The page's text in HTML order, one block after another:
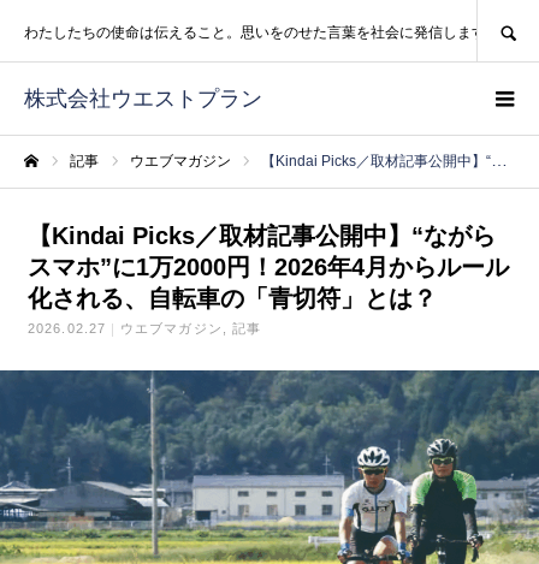
株式会社ウエストプラン
わたしたちの使命は伝えること。思いをのせた言葉を社会に発信します。
記事 ウエブマガジン 【Kindai Picks／取材記事公開中】“ながらスマホ”に1万2000円！2026年4月からルール化される、自転車の「青切符」とは？
【Kindai Picks／取材記事公開中】“ながら
スマホ”に1万2000円！2026年4月からルール
化される、自転車の「青切符」とは？
2026.02.27 ウエブマガジン 記事